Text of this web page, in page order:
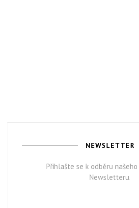
NEWSLETTER
Přihlašte se k odběru
Newsletteru.